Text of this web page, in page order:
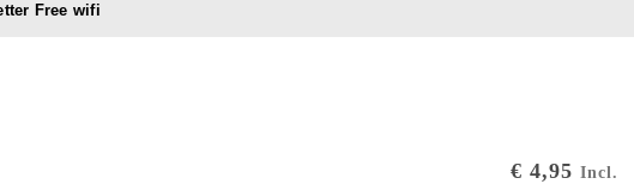
Free wifi
€ 4,95 Incl.